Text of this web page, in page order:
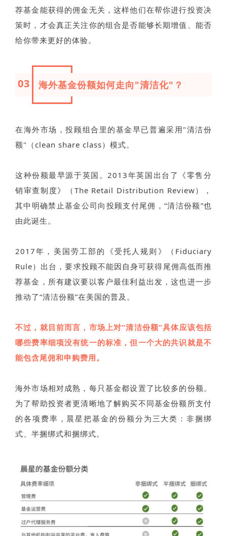
荐基金能获得的佣金无关，这样他们在帮你进行投资决
策时，才会真正关注你的组合是否能够长期增值、能否
给你带来更好的体验。
03 海外基金份额如何走向"清洁化"？
在海外市场，投顾组合里的基金早已普遍采用"清洁份
额"（clean share class）模式。
这种份额最早源于英国。2013年英国出台了《零售分
销审查制度》（The Retail Distribution Review），
其中明确禁止基金公司向投顾支付尾佣，“清洁份额”也
由此诞生。
2017年，美国劳工部的《受托人规则》（Fiduciary
Rule）出台，要求投顾不能因自身可获得尾佣高低而推
荐基金，所有建议要以客户最佳利益出发，这也进一步
推动了“清洁份额”在美国的普及。
不过，就目前而言，市场上对“清洁份额”具体应该包括
哪些费率细项没有统一的标准，但一个大的共识就是不
能包含尾佣和申购费用。
海外市场相对成熟，每只基金都设置了比较多的份额。
为了帮助投资者更清晰地了解购买不同基金份额所支付
的各项费率，晨星把基金的份额分为三大类：非捆绑
式、半捆绑式和捆绑式。